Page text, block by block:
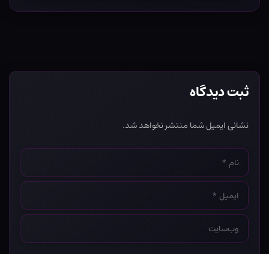
ثبت دیدگاه
نشانی ایمیل شما منتشر نخواهد شد.
نام
*
ایمیل
*
وب‌سایت
*